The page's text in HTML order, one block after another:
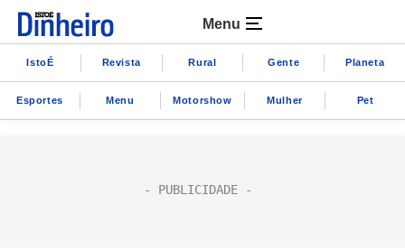
Menu
IstoÉ Revista Rural Gente Planeta
Esportes Menu Motorshow Mulher Pet